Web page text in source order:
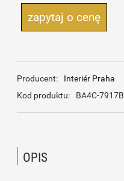
zapytaj o cenę
Producent:
Interiér Praha
Kod produktu:
BA4C-7917B
OPIS